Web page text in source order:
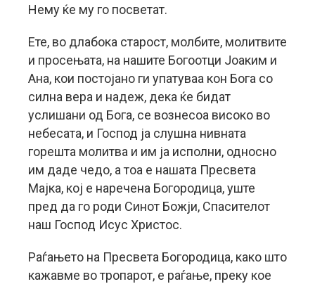
Нему ќе му го посветат.
Ете, во длабока старост, молбите, молитвите
и просењата, на нашите Богоотци Јоаким и
Ана, кои постојано ги упатуваа кон Бога со
силна вера и надеж, дека ќе бидат
услишани од Бога, се вознесоа високо во
небесата, и Господ ја слушна нивната
горешта молитва и им ја исполни, односно
им даде чедо, а тоа е нашата Пресвета
Мајка, кој е наречена Богородица, уште
пред да го роди Синот Божји, Спасителот
наш Господ Исус Христос.
Раѓањето на Пресвета Богородица, како што
кажавме во тропарот, е раѓање, преку кое